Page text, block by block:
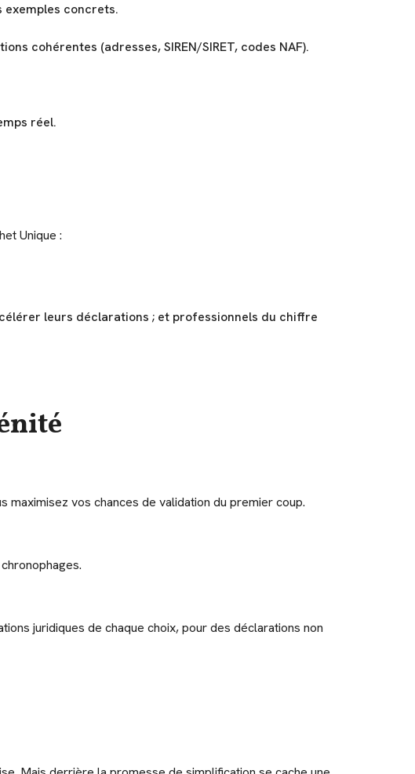
exemples concrets.
cohérentes (adresses, SIREN/SIRET, codes NAF).
réel.
Unique :
leurs déclarations ; et professionnels du chiffre
vos chances de validation du premier coup.
juridiques de chaque choix, pour des déclarations non